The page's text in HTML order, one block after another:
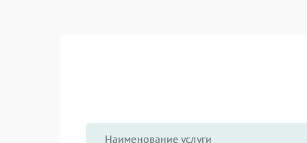
Наименование услуги